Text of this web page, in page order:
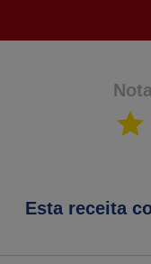
Esta receita